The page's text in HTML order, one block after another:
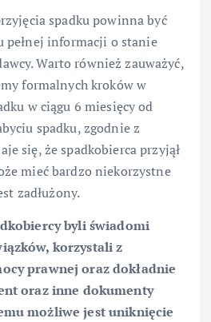
spadku powinna być
pełnej informacji o stanie
Warto również zauważyć,
formalnych kroków w
w ciągu 6 miesięcy od
spadku, zgodnie z
się, że spadkobierca przyjął
mieć bardzo niekorzystne
zadłużony.
byli świadomi
korzystali z
prawnej oraz dokładnie
oraz inne dokumenty
możliwe jest uniknięcie